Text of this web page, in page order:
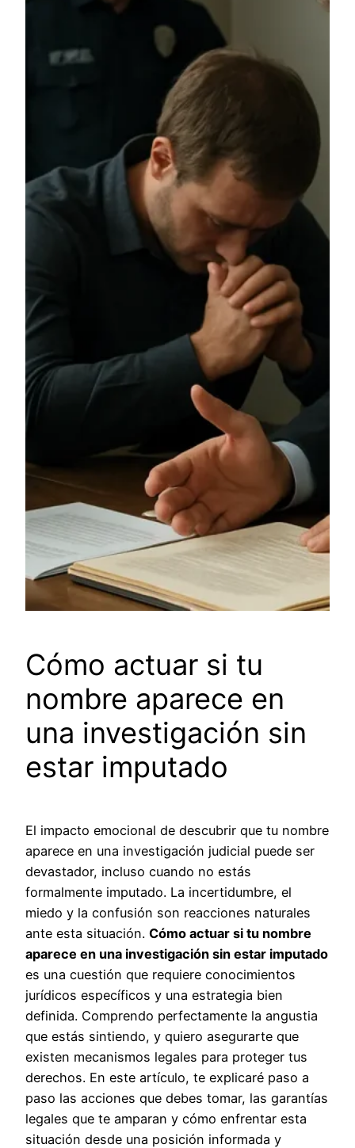
Cómo actuar si tu
nombre aparece en
una investigación sin
estar imputado
El impacto emocional de descubrir que tu nombre
aparece en una investigación judicial puede ser
devastador, incluso cuando no estás
formalmente imputado. La incertidumbre, el
miedo y la confusión son reacciones naturales
ante esta situación. Cómo actuar si tu nombre
aparece en una investigación sin estar imputado
es una cuestión que requiere conocimientos
jurídicos específicos y una estrategia bien
definida. Comprendo perfectamente la angustia
que estás sintiendo, y quiero asegurarte que
existen mecanismos legales para proteger tus
derechos. En este artículo, te explicaré paso a
paso las acciones que debes tomar, las garantías
legales que te amparan y cómo enfrentar esta
situación desde una posición informada y